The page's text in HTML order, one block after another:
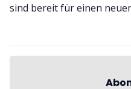
sind bereit für einen